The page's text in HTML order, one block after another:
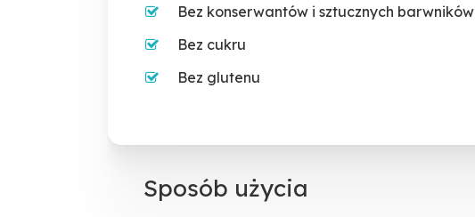
Bez konserwantów i sztucznych barwników
Bez cukru
Bez glutenu
Sposób użycia